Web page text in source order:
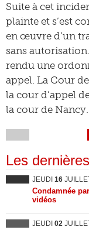
Suite à cet
plainte et s’est
en œuvre d’un
sans
rendu une
appel. La Cour
la cour d’appel
la cour de Nancy.
Les
JEUDI 16
Condamnée
vidéos
JEUDI 02